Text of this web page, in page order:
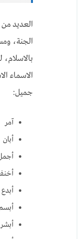
العديد
الجنة،
الاسماء
جميل:
آمر
أبان
أبدع
أبشر